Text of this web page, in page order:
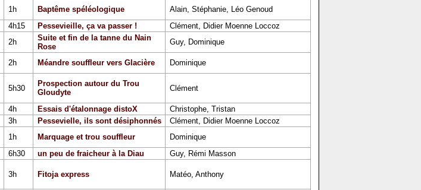
1h Baptême spéléologique
Alain, Stéphanie, Léo Genoud
4h15 Pessevieille, ça va passer !
Clément, Didier Moenne Loccoz
2h
Suite et fin de la tanne du Nain
Rose
Guy, Dominique
2h Méandre souffleur vers Glacière
Dominique
5h30
Prospection autour du Trou
Gloudyte
Clément
4h Essais d'étalonnage distoX
Christophe, Tristan
3h Pessevielle, ils sont désiphonnés
Clément, Didier Moenne Loccoz
1h Marquage et trou souffleur
Dominique
6h30 un peu de fraicheur à la Diau
Guy, Rémi Masson
3h Fitoja express Matéo, Anthony